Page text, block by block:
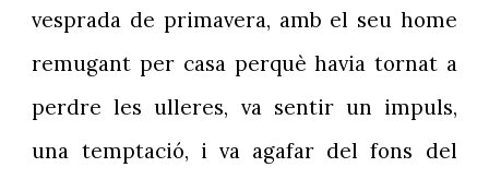
vesprada de primavera, amb el seu home
remugant per casa perquè havia tornat a
perdre les ulleres, va sentir un impuls,
una temptació, i va agafar del fons del